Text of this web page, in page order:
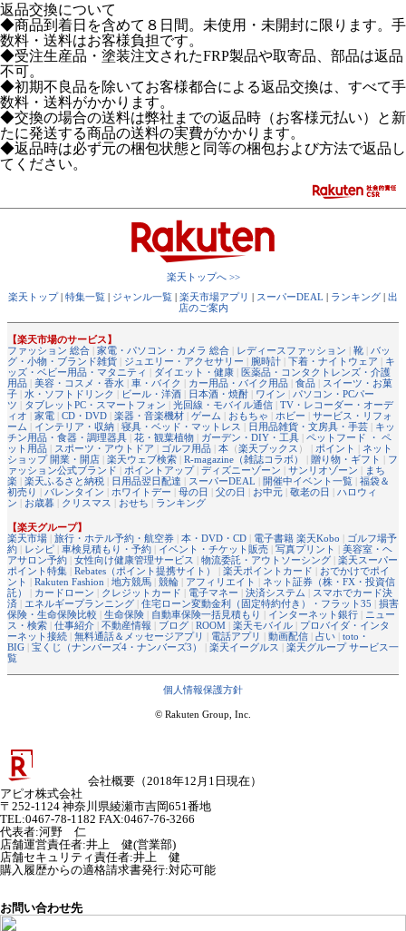
返品交換について
◆商品到着日を含めて８日間。未使用・未開封に限ります。手
数料・送料はお客様負担です。
◆受注生産品・塗装注文されたFRP製品や取寄品、部品は返品
不可。
◆初期不良品を除いてお客様都合による返品交換は、すべて手
数料・送料がかかります。
◆交換の場合の送料は弊社までの返品時（お客様元払い）と新
たに発送する商品の送料の実費がかかります。
◆返品時は必ず元の梱包状態と同等の梱包および方法で返品し
てください。
楽天トップへ >>
楽天トップ| 特集一覧 | ジャンル一覧 | 楽天市場アプリ | スーパーDEAL | ランキング | 出
店のご案内
【楽天市場のサービス】
ファッション 総合 | 家電・パソコン・カメラ 総合 | レディースファッション | 靴 | バッ
グ・小物・ブランド雑貨 | ジュエリー・アクセサリー | 腕時計 | 下着・ナイトウェア | キ
ッズ・ベビー用品・マタニティ | ダイエット・健康 | 医薬品・コンタクトレンズ・介護
用品 | 美容・コスメ・香水 | 車・バイク | カー用品・バイク用品 | 食品 | スイーツ・お菓
子 | 水・ソフトドリンク | ビール・洋酒 | 日本酒・焼酎 | ワイン | パソコン・PCパー
ツ | タブレットPC・スマートフォン | 光回線・モバイル通信 | TV・レコーダー・オーデ
ィオ | 家電 | CD・DVD | 楽器・音楽機材 | ゲーム | おもちゃ | ホビー | サービス・リフォ
ーム | インテリア・収納 | 寝具・ベッド・マットレス | 日用品雑貨・文房具・手芸 | キッ
チン用品・食器・調理器具 | 花・観葉植物 | ガーデン・DIY・工具 | ペットフード ・ ペ
ット用品 | スポーツ・アウトドア | ゴルフ用品 | 本 （楽天ブックス ） | ポイント | ネット
ショップ 開業・開店 | 楽天ウェブ検索 | R-magazine（雑誌コラボ） | 贈り物・ギフト | フ
ァッション公式ブランド | ポイントアップ| ディズニーゾーン | サンリオゾーン | まち
楽 | 楽天ふるさと納税 | 日用品翌日配達 | スーパーDEAL | 開催中イベント一覧 | 福袋＆
初売り | バレンタイン | ホワイトデー | 母の日 | 父の日 | お中元 | 敬老の日 | ハロウィ
ン | お歳暮 | クリスマス | おせち | ランキング
【楽天グループ】
楽天市場 | 旅行・ホテル予約・航空券 | 本・DVD・CD | 電子書籍 楽天Kobo | ゴルフ場予
約 | レシピ | 車検見積もり・予約 | イベント・チケット販売 | 写真プリント | 美容室・ヘ
アサロン予約 | 女性向け健康管理サービス | 物流委託・アウトソーシング | 楽天スーパー
ポイント特集 | Rebates（ポイント提携サイト） | 楽天ポイントカード | おでかけでポイ
ント | Rakuten Fashion | 地方競馬 | 競輪 | アフィリエイト | ネット証券（株・FX・投資信
託）
| カードローン | クレジットカード | 電子マネー | 決済システム | スマホでカード決
済 | エネルギープランニング | 住宅ローン変動金利（固定特約付き）・フラット35 | 損害
保険・生命保険比較 | 生命保険 | 自動車保険一括見積もり | インターネット銀行 | ニュー
ス・検索 | 仕事紹介 | 不動産情報 | ブログ | ROOM | 楽天モバイル | プロバイダ・インタ
ーネット接続 | 無料通話＆メッセージアプリ | 電話アプリ | 動画配信 | 占い | toto・
BIG | 宝くじ（ナンバーズ4・ナンバーズ3） | 楽天イーグルス | 楽天グループ サービス一
覧
個人情報保護方針
© Rakuten Group, Inc.
会社概要（2018年12月1日現在）
アピオ株式会社
〒252-1124 神奈川県綾瀬市吉岡651番地
TEL:0467-78-1182 FAX:0467-76-3266
代表者:河野 仁
店舗運営責任者:井上 健(営業部)
店舗セキュリティ責任者:井上 健
購入履歴からの適格請求書発行:対応可能
お問い合わせ先